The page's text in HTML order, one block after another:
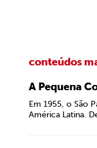
conteúdos
A Pequena
Em 1955, o São
América Latina.